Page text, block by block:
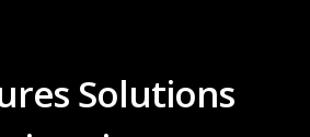
Solutions